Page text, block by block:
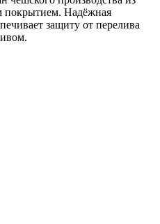
покрытием. Надёжная
защиту от перелива